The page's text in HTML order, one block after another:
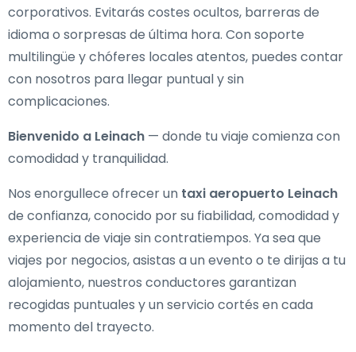
corporativos. Evitarás costes ocultos, barreras de
idioma o sorpresas de última hora. Con soporte
multilingüe y chóferes locales atentos, puedes contar
con nosotros para llegar puntual y sin
complicaciones.
Bienvenido a Leinach — donde tu viaje comienza con
comodidad y tranquilidad.
Nos enorgullece ofrecer un taxi aeropuerto Leinach
de confianza, conocido por su fiabilidad, comodidad y
experiencia de viaje sin contratiempos. Ya sea que
viajes por negocios, asistas a un evento o te dirijas a tu
alojamiento, nuestros conductores garantizan
recogidas puntuales y un servicio cortés en cada
momento del trayecto.